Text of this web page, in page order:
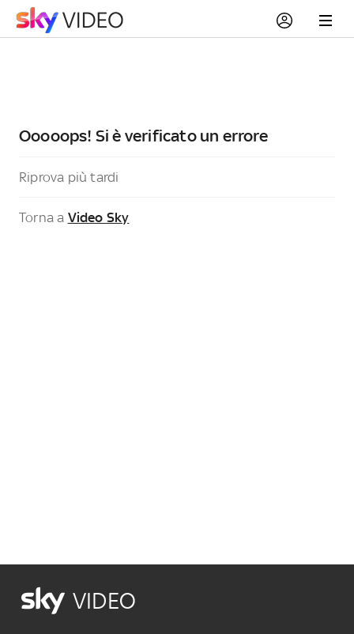
Ooooops! Si è verificato un errore
Riprova più tardi
Torna a Video Sky
VIDEO